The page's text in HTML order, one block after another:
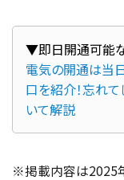
電気の開通は当
口を紹介！忘れ
いて解説
※掲載内容は2025